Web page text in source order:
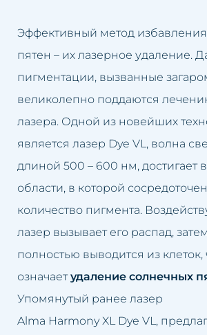
Эффективный метод
пятен – их лазерное удаление.
пигментации, вызванные
великолепно поддаются
лазера. Одной из новейших
является лазер Dye VL, волна
длиной 500 – 600 нм, достигает
области, в которой
количество пигмента.
лазер вызывает его распад,
полностью выводится из клеток,
означаетудаление солнечных
Упомянутый ранее лазер
Alma Harmony XL Dye VL,